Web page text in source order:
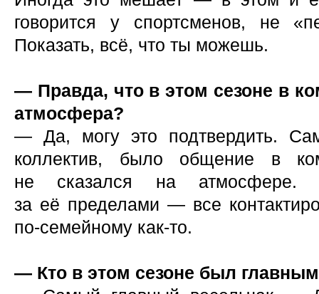
говорится у спортсменов, не
Показать, всё, что ты можешь.
— Правда, что в этом сезоне в
атмосфера?
— Да, могу это подтвердить.
коллектив, было общение в
не сказался на
за её пределами — все
по-семейному как-то.
— Кто в этом сезоне был